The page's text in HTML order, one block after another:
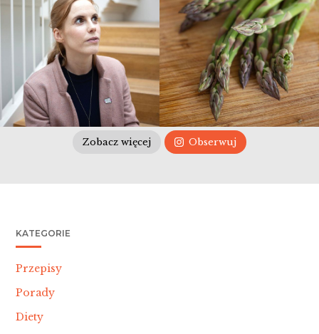
Zobacz więcej Obserwuj
KATEGORIE
Przepisy
Porady
Diety